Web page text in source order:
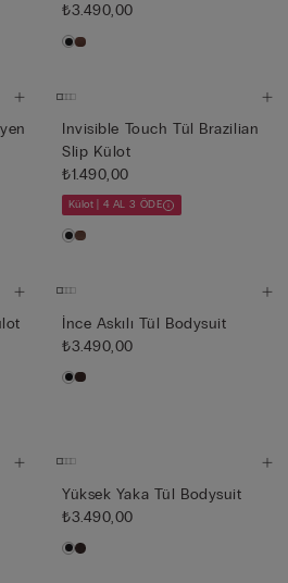
₺3.490,00
Invisible Touch Tül Brazilian
Slip Külot
₺1.490,00
Külot | 4 AL 3 ÖDE
İnce Askılı Tül Bodysuit
₺3.490,00
Yüksek Yaka Tül Bodysuit
₺3.490,00